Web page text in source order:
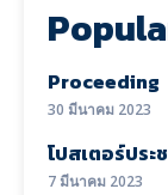
Proceeding
30 มีนาคม 2023
โปสเตอร์ปร
7 มีนาคม 2023